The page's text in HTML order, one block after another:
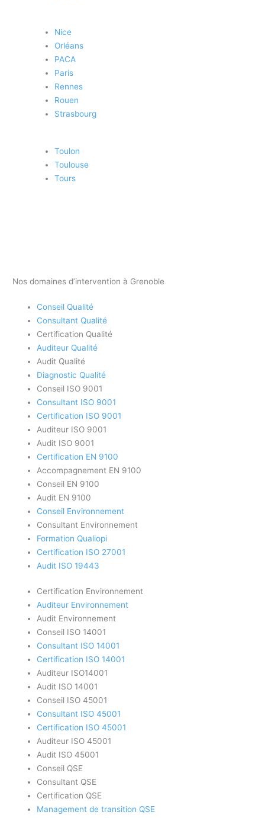
Nice
Orléans
PACA
Paris
Rennes
Rouen
Strasbourg
Toulon
Toulouse
Tours
Nos domaines d’intervention à Grenoble
Conseil Qualité
Consultant Qualité
Certification Qualité
Auditeur Qualité
Audit Qualité
Diagnostic Qualité
Conseil ISO 9001
Consultant ISO 9001
Certification ISO 9001
Auditeur ISO 9001
Audit ISO 9001
Certification EN 9100
Accompagnement EN 9100
Conseil EN 9100
Audit EN 9100
Conseil Environnement
Consultant Environnement
Formation Qualiopi
Certification ISO 27001
Audit ISO 19443
Certification Environnement
Auditeur Environnement
Audit Environnement
Conseil ISO 14001
Consultant ISO 14001
Certification ISO 14001
Auditeur ISO14001
Audit ISO 14001
Conseil ISO 45001
Consultant ISO 45001
Certification ISO 45001
Auditeur ISO 45001
Audit ISO 45001
Conseil QSE
Consultant QSE
Certification QSE
Management de transition QSE